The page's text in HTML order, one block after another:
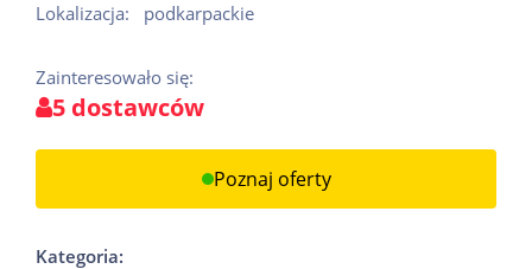
Lokalizacja: podkarpackie
Zainteresowało się:
5 dostawców
Poznaj oferty
Kategoria: